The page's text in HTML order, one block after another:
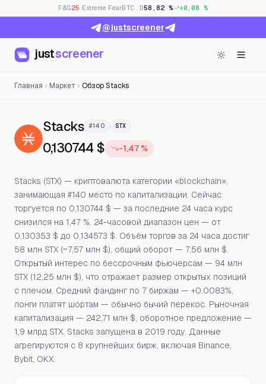
F&G25· Extreme FearBTC.D58,82 % +0,08 %
@justscreener
justscreener
Главная Маркет Обзор Stacks
Stacks— Цена, открытый интерес
#140 STX
0,130744 $ -1,47 %
Stacks (STX) — криптовалюта категории «blockchain»,
занимающая #140 место по капитализации. Сейчас
торгуется по 0,130744 $ — за последние 24 часа курс
снизился на 1,47 %. 24-часовой диапазон цен — от
0,130353 $ до 0,134573 $. Объём торгов за 24 часа достиг
58 млн STX (~7,57 млн $), общий оборот — 7,56 млн $.
Открытый интерес по бессрочным фьючерсам — 94 млн
STX (12,25 млн $), что отражает размер открытых позиций
с плечом. Средний фандинг по 7 биржам — +0.0083%,
лонги платят шортам — обычно бычий перекос. Рыночная
капитализация — 242,71 млн $, оборотное предложение —
1,9 млрд STX. Stacks запущена в 2019 году. Данные
агрегируются с 8 крупнейших бирж, включая Binance,
Bybit, OKX.